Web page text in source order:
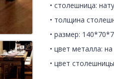
• столешница:
• толщина
• размер:
• цвет металла:
• цвет